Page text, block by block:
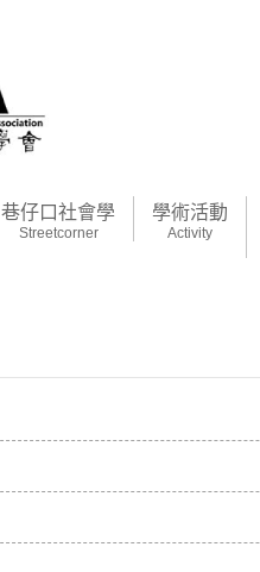
巷仔口社會學
Streetcorner
學術活動
Activity